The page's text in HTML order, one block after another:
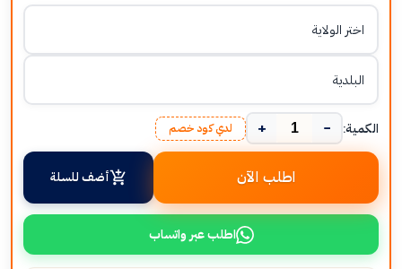
الكمية: −
+ لدي كود خصم
اطلب الآن أضف للسلة
اطلب عبر واتساب